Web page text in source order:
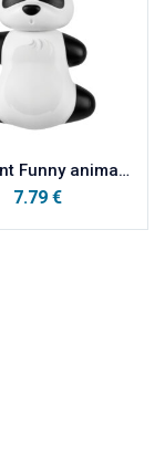
Miradent Funny animals držač četkice za zube PANDA
7.79 €